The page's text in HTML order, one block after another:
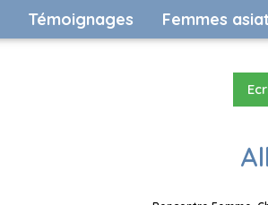
Témoignages Femmes